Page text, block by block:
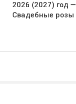
2026 (2027) год —
Свадебные розы